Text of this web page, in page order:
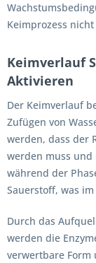
Keimprozess
Keimverlauf
Aktivieren
Der Keimverlauf
Zufügen von
werden, dass der
werden muss und
während der
Sauerstoff, was
Durch das
werden die
verwertbare